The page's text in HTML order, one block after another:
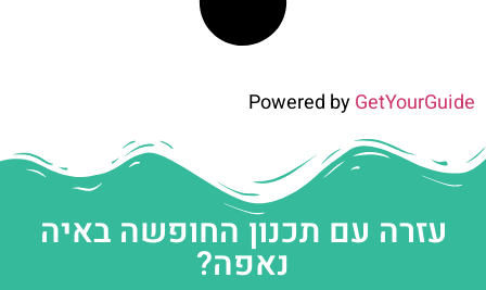
Powered byGetYourGuide
עזרה עם תכנון החופשה באיה
נאפה?